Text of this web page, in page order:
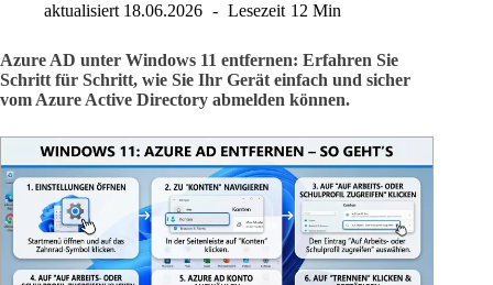
aktualisiert 18.06.2026 Lesezeit 12 Min
Azure AD unter Windows 11 entfernen: Erfahren Sie
Schritt für Schritt, wie Sie Ihr Gerät einfach und sicher
vom Azure Active Directory abmelden können.